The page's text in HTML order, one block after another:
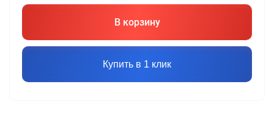
В корзину
Купить в 1 клик